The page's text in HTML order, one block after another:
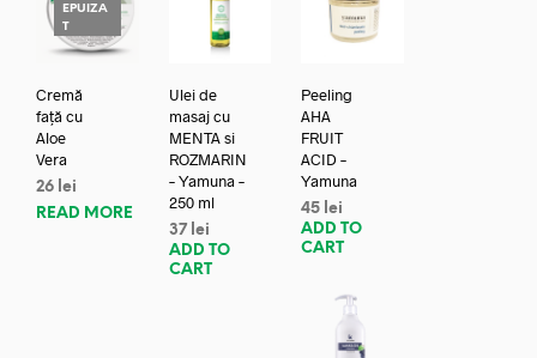
EPUIZA
T
Cremă
față cu
Aloe
Vera
26 lei
READ MORE
Ulei de
masaj cu
MENTA si
ROZMARIN
– Yamuna –
250 ml
37 lei
ADD TO
CART
Peeling
AHA
FRUIT
ACID –
Yamuna
45 lei
ADD TO
CART